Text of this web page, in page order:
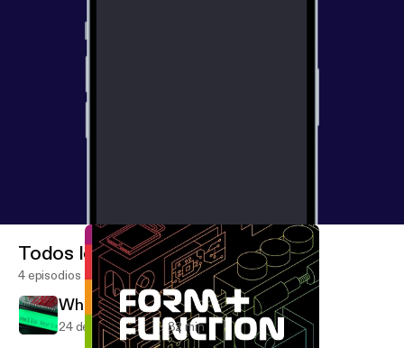
Todos los episodios
4 episodios
Where Screens Came From
24 de abr de 2019 32 min